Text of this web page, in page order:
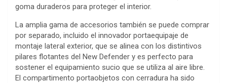
goma duraderos para proteger el interior.
La amplia gama de accesorios también se puede comprar
por separado, incluido el innovador portaequipaje de
montaje lateral exterior, que se alinea con los distintivos
pilares flotantes del New Defender y es perfecto para
sostener el equipamiento sucio que se utiliza al aire libre.
El compartimento portaobjetos con cerradura ha sido